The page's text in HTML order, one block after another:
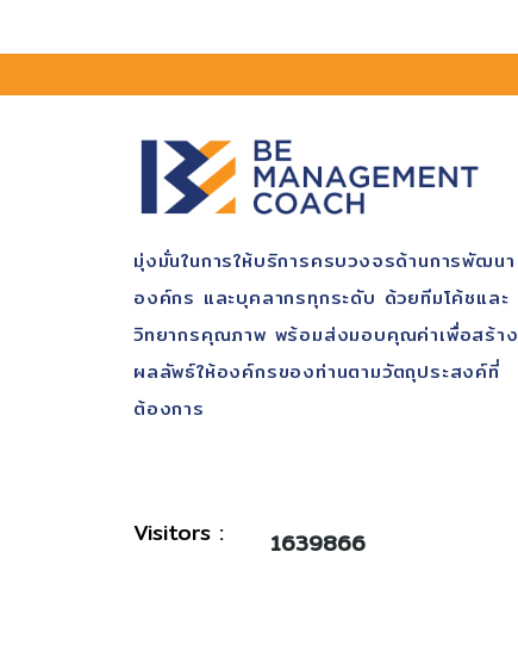
มุ่ง​มั่นในการให้บริการ​ครบวงจรด้านการพัฒนา​
องค์กร​ และบุคลากรทุกระดับ​ ด้วยทีมโค้ช​และ
วิทยากรคุณ​ภาพ​ พร้อม​ส่งมอบคุณ​ค่า​เพื่อสร้าง
ผลลัพธ์​ให้องค์กรของท่านตามวัตถุประสงค์​ที่
ต้องการ
Visitors : 1639866